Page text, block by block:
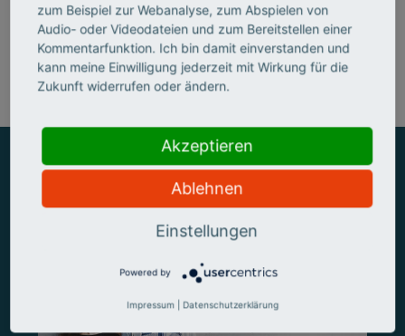
Mehr zum Handlungsfeld "Bildung &
Kompetenzen"
ZUSAMMEN MEHR ERREICHEN
zum Beispiel zur Webanalyse, zum Abspielen von
Audio- oder Videodateien und zum Bereitstellen einer
Kommentarfunktion. Ich bin damit einverstanden und
kann meine Einwilligung jederzeit mit Wirkung für die
Zukunft widerrufen oder ändern.
Akzeptieren
Ablehnen
Einstellungen
Powered by
Impressum Datenschutzerklärung